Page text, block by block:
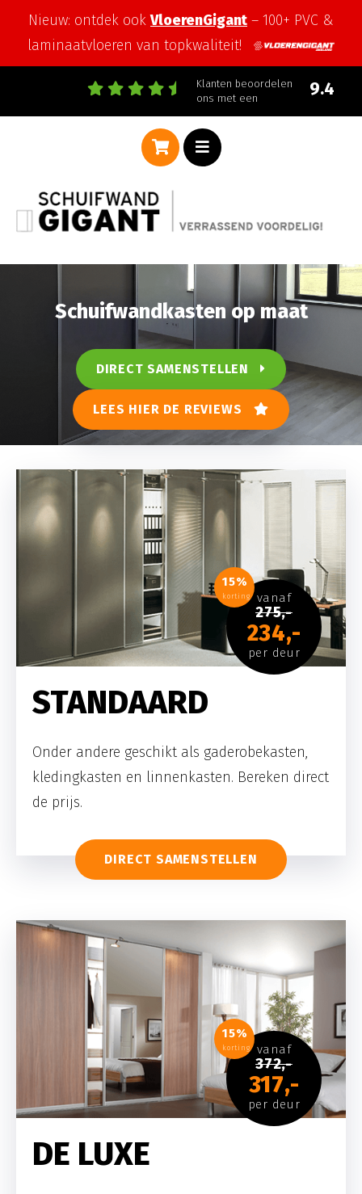
Nieuw: ontdek ookVloerenGigant – 100+ PVC &
laminaatvloeren van topkwaliteit!
Klanten beoordelen
ons met een
9.4
Schuifwandkasten op maat
DIRECT SAMENSTELLEN
LEES HIER DE REVIEWS
15%
korting vanaf
275,-
234,-
per deur
STANDAARD
Onder andere geschikt als gaderobekasten,
kledingkasten en linnenkasten. Bereken direct
de prijs.
DIRECT SAMENSTELLEN
15%
korting vanaf
372,-
317,-
per deur
DE LUXE